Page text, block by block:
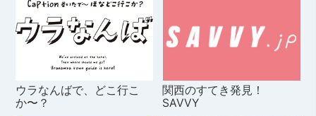
ウラなんばで、どこ行こ
か〜？
関西のすてき発見！
SAVVY